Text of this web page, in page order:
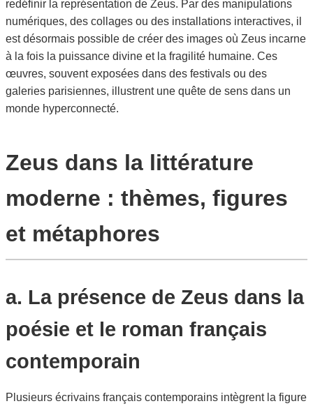
redéfinir la représentation de Zeus. Par des manipulations
numériques, des collages ou des installations interactives, il
est désormais possible de créer des images où Zeus incarne
à la fois la puissance divine et la fragilité humaine. Ces
œuvres, souvent exposées dans des festivals ou des
galeries parisiennes, illustrent une quête de sens dans un
monde hyperconnecté.
Zeus dans la littérature
moderne : thèmes, figures
et métaphores
a. La présence de Zeus dans la
poésie et le roman français
contemporain
Plusieurs écrivains français contemporains intègrent la figure